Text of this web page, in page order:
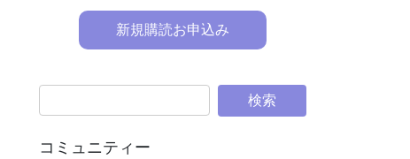
新規購読お申込み
コミュニティー